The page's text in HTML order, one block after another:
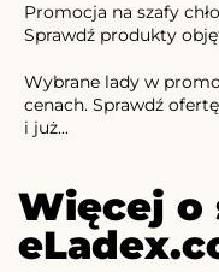
Promocja na szafy
Sprawdź produkty
Wybrane lady w
cenach. Sprawdź
i już...
Więcej o